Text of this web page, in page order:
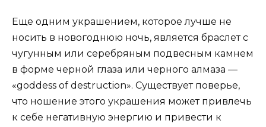
Еще одним украшением, которое лучше не
носить в новогоднюю ночь, является браслет с
чугунным или серебряным подвесным камнем
в форме черной глаза или черного алмаза —
«goddess of destruction». Существует поверье,
что ношение этого украшения может привлечь
к себе негативную энергию и привести к